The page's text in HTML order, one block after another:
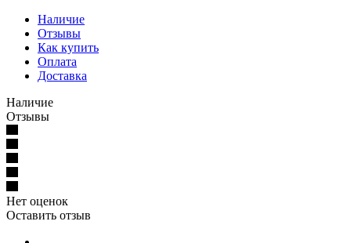
Наличие
Отзывы
Как купить
Оплата
Доставка
Наличие
Отзывы
Нет оценок
Оставить отзыв